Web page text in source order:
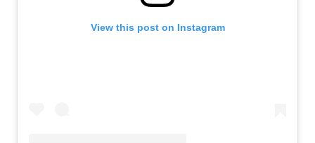
View this post on Instagram